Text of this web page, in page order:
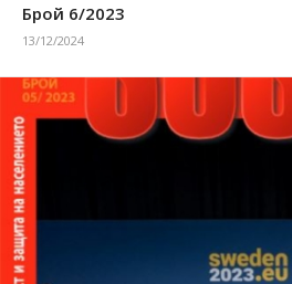
Брой 6/2023
13/12/2024